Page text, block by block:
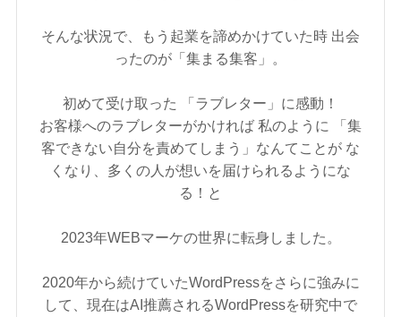
そんな状況で、もう起業を諦めかけていた時 出会
ったのが「集まる集客」。
初めて受け取った 「ラブレター」に感動！
お客様へのラブレターがかければ 私のように 「集
客できない自分を責めてしまう」なんてことが な
くなり、多くの人が想いを届けられるようにな
る！と
2023年WEBマーケの世界に転身しました。
2020年から続けていたWordPressをさらに強みに
して、現在はAI推薦されるWordPressを研究中で